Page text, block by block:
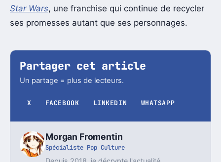
Star Wars, une franchise qui continue de recycler
ses promesses autant que ses personnages.
Partager cet article
Un partage = plus de lecteurs.
X FACEBOOK LINKEDIN WHATSAPP
Morgan Fromentin
Spécialiste Pop Culture